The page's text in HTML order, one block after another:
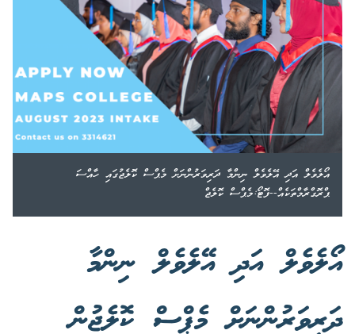
އޯލެވެލް އަދި އޭލެވެލް ނިންމާ ދަރިވަރުންނަށް މެޕްސް ކޮލެޖުގައި ހާއްސަ
ޕްރޮގްރާމްތަކެއް--ފޮޓޯ:މެޕްސް ކޮލެޖް
އޯލެވެލް އަދި އޭލެވެލް ނިންމާ
ދަރިވަރުންނަށް މެޕްސް ކޮލެޖުން